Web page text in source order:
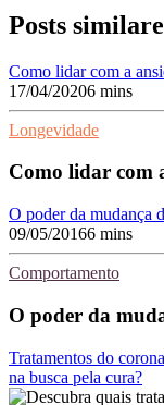
Posts
Como lidar com a
17/04/20206 mins
Longevidade
Como lidar com
O poder da mudança
09/05/20166 mins
Comportamento
O poder da
Tratamentos do
na busca pela cura?